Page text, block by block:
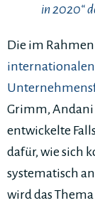
in 2020“
Die im
internationalen
Grimm, Andani
entwickelte
dafür, wie sich
systematisch
wird das